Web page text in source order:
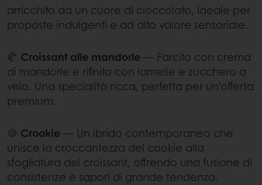
arricchito da un cuore di cioccolato, ideale per
proposte indulgenti e ad alto valore sensoriale.
🥐 Croissant alle mandorle— Farcito con crema
di mandorle e rifinito con lamelle e zucchero a
velo. Una specialità ricca, perfetta per un’offerta
premium.
🍪 Crookie— Un ibrido contemporaneo che
unisce la croccantezza del cookie alla
sfogliatura del croissant, offrendo una fusione di
consistenze e sapori di grande tendenza.